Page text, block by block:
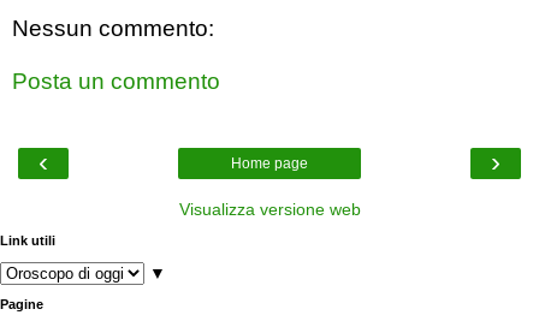
Nessun commento:
Posta un commento
‹ ›
Home page
Visualizza versione web
Link utili
▼
Pagine